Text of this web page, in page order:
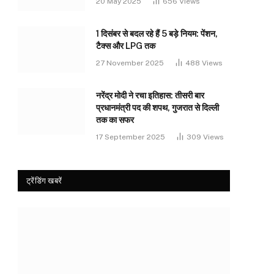
1 दिसंबर से बदल रहे हैं 5 बड़े नियम: पेंशन,
टैक्स और LPG तक
27 November 2025 488 Views
नरेंद्र मोदी ने रचा इतिहास: तीसरी बार
प्रधानमंत्री पद की शपथ, गुजरात से दिल्ली
तक का सफर
17 September 2025 309 Views
ट्रेंडिंग खबरें